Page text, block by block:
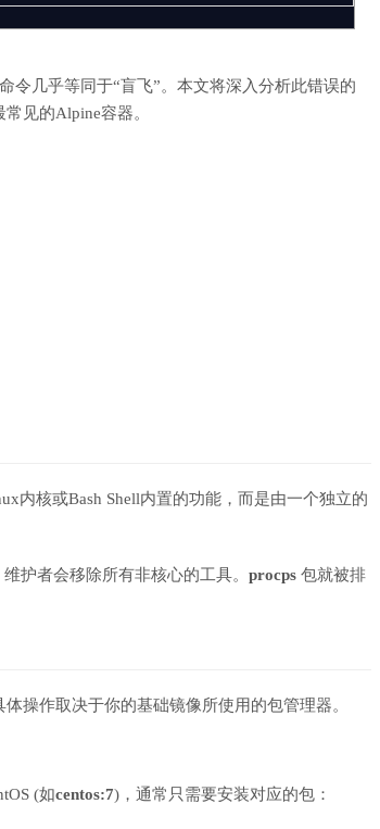
命令几乎等同于“盲飞”。本文将深入分析此错误的
见的Alpine容器。
内核或Bash Shell内置的功能，而是由一个独立的
护者会移除所有非核心的工具。 procps 包就被排
操作取决于你的基础镜像所使用的包管理器。
(如centos:7)，通常只需要安装对应的包：